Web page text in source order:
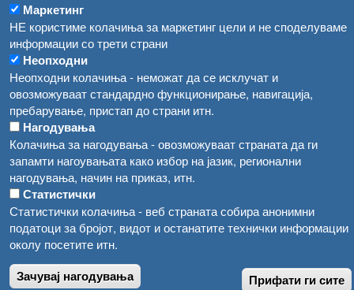
Маркетинг
НЕ користиме колачиња за маркетинг цели и не споделуваме
информации со трети страни
Неопходни
Неопходни колачиња - неможат да се исклучат и
овозможуваат стандардно функционирање, навигација,
пребарување, пристап до страни итн.
Нагодувања
Колачиња за нагодувања - овозможуваат страната да ги
запамти нагоувањата како избор на јазик, регионални
нагодувања, начин на приказ, итн.
Статистички
Статистички колачиња - веб страната собира анонимни
податоци за бројот, видот и останатите технички информации
околу посетите итн.
Зачувај нагодувања Прифати ги сите
Во Гостивар спроведени 70 вонредни контроли
Забраната за водата во Гостивар останува на сила, операторите да користат само технички безбедна вода
Огласи